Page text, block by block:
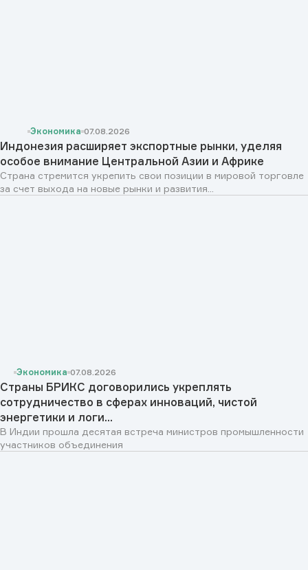
Экономика 07.08.2026
Индонезия расширяет экспортные рынки, уделяя
особое внимание Центральной Азии и Африке
Страна стремится укрепить свои позиции в мировой торговле
за счет выхода на новые рынки и развития...
Экономика 07.08.2026
Страны БРИКС договорились укреплять
сотрудничество в сферах инноваций, чистой
энергетики и логи...
В Индии прошла десятая встреча министров промышленности
участников объединения